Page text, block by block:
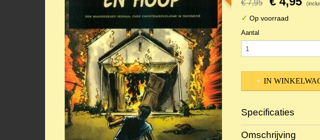
€ 7,95
✓ Op voorraad
Aantal
IN
Specificaties
Productcode
Omschrijving